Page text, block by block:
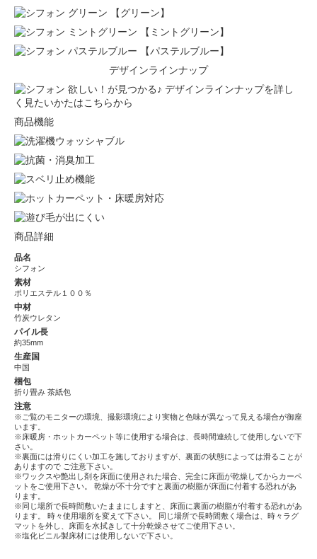
【グリーン】
【ミントグリーン】
【パステルブルー】
デザインラインナップ
欲しい！が見つかる♪ デザインラインナップを詳し
く見たいかたはこちらから
商品機能
商品詳細
品名
シフォン
素材
ポリエステル１００％
中材
竹炭ウレタン
パイル長
約35mm
生産国
中国
梱包
折り畳み 茶紙包
注意
※ご覧のモニターの環境、撮影環境により実物と色味が異なって見える場合が御座
います。
※床暖房・ホットカーペット等に使用する場合は、長時間連続して使用しないで下
さい。
※裏面には滑りにくい加工を施しておりますが、裏面の状態によっては滑ることが
ありますので ご注意下さい。
※ワックスや艶出し剤を床面に使用された場合、完全に床面が乾燥してからカーペ
ットをご使用下さい。 乾燥が不十分ですと裏面の樹脂が床面に付着する恐れがあ
ります。
※同じ場所で長時間敷いたままにしますと、床面に裏面の樹脂が付着する恐れがあ
ります。 時々使用場所を変えて下さい。 同じ場所で長時間敷く場合は、時々ラグ
マットを外し、床面を水拭きして十分乾燥させてご使用下さい。
※塩化ビニル製床材には使用しないで下さい。